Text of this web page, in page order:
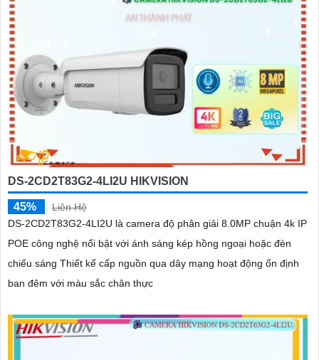
DS-2CD2T83G2-4LI2U HIKVISION
45%
Liên Hệ
DS-2CD2T83G2-4LI2U là camera độ phân giải 8.0MP chuận 4k IP
POE công nghệ nổi bật với ánh sáng kép hồng ngoại hoặc đèn
chiếu sáng Thiết kế cấp nguồn qua dây mạng hoạt động ổn định
ban đêm với màu sắc chân thực